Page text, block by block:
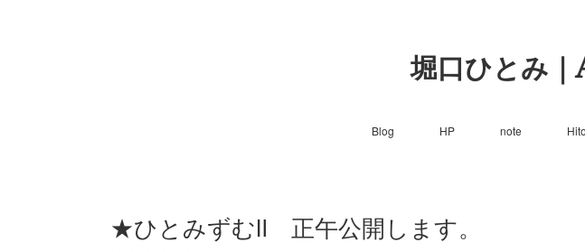
堀口ひとみ
Blog HP note
★ひとみずむⅡ 正午公開します。